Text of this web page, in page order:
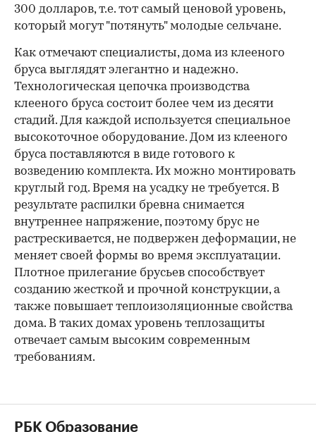
300 долларов, т.е. тот самый ценовой уровень,
который могут "потянуть" молодые сельчане.
Как отмечают специалисты, дома из клееного
бруса выглядят элегантно и надежно.
Технологическая цепочка производства
клееного бруса состоит более чем из десяти
стадий. Для каждой используется специальное
высокоточное оборудование. Дом из клееного
бруса поставляются в виде готового к
возведению комплекта. Их можно монтировать
круглый год. Время на усадку не требуется. В
результате распилки бревна снимается
внутреннее напряжение, поэтому брус не
растрескивается, не подвержен деформации, не
меняет своей формы во время эксплуатации.
Плотное прилегание брусьев способствует
созданию жесткой и прочной конструкции, а
также повышает теплоизоляционные свойства
дома. В таких домах уровень теплозащиты
отвечает самым высоким современным
требованиям.
РБК Образование